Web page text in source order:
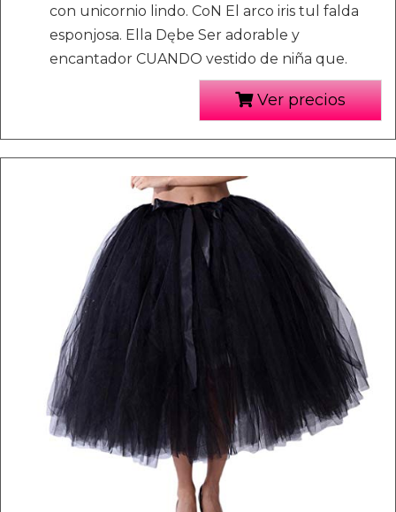
con unicornio lindo. CoN El arco iris tul falda
esponjosa. Ella Dębe Ser adorable y
encantador CUANDO vestido de niña que.
Ver precios